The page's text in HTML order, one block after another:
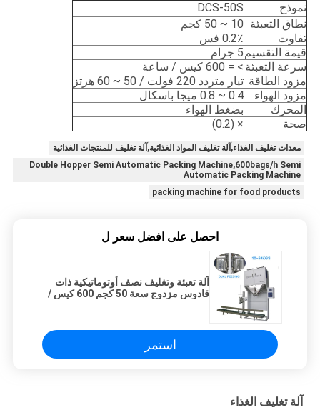
نموذج
DCS-50S
نطاق التعبئة 10 ~ 50 كجم
تفاوت
0.2٪ فس
قيمة التقسيم5 جرام
سرعة التعبئة > = 600 كيس / ساعة
مزود الطاقة تيار متردد 220 فولت / 50 ~ 60 هرتز
مزود الهواء
0.4 ~ 0.8 ميجا باسكال
المحرك
بضغط الهواء
صحة
× (0.2)
معدات تغليف الغذاء,آلة تغليف المواد الغذائية,آلة تغليف للمنتجات الغذائية
Double Hopper Semi Automatic Packing Machine,600bags/h Semi
Automatic Packing Machine
packing machine for food products
احصل على افضل سعر ل
آلة تعبئة وتغليف نصف أوتوماتيكية ذات
قادوس مزدوج سعة 50 كجم 600 كيس /
استمر
آلة تغليف الغذاء